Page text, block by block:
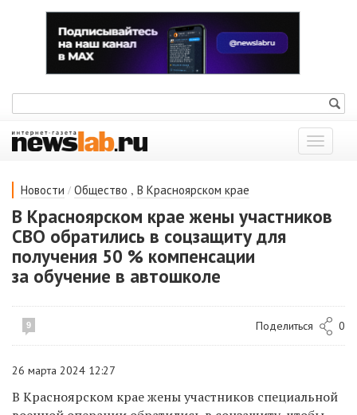
Показать
меню
Новости / Общество , В Красноярском крае
В Красноярском крае жены участников
СВО обратились в соцзащиту для
получения 50 % компенсации
за обучение в автошколе
9 Поделиться 0
26 марта 2024 12:27
В Красноярском крае жены участников специальной